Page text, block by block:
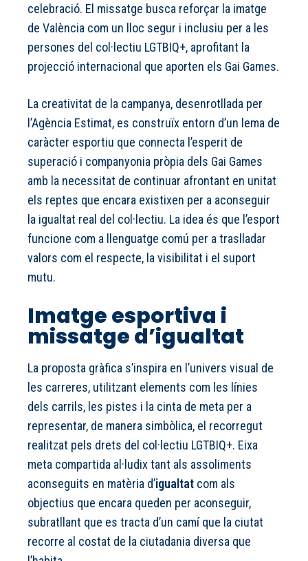
celebració. El missatge busca reforçar la imatge
de València com un lloc segur i inclusiu per a les
persones del col·lectiu LGTBIQ+, aprofitant la
projecció internacional que aporten els Gai Games.
La creativitat de la campanya, desenrotllada per
l’Agència Estimat, es construïx entorn d’un lema de
caràcter esportiu que connecta l’esperit de
superació i companyonia pròpia dels Gai Games
amb la necessitat de continuar afrontant en unitat
els reptes que encara existixen per a aconseguir
la igualtat real del col·lectiu. La idea és que l’esport
funcione com a llenguatge comú per a traslladar
valors com el respecte, la visibilitat i el suport
mutu.
Imatge esportiva i
missatge d’igualtat
La proposta gràfica s’inspira en l’univers visual de
les carreres, utilitzant elements com les línies
dels carrils, les pistes i la cinta de meta per a
representar, de manera simbòlica, el recorregut
realitzat pels drets del col·lectiu LGTBIQ+. Eixa
meta compartida al·ludix tant als assoliments
aconseguits en matèria d’igualtat com als
objectius que encara queden per aconseguir,
subratllant que es tracta d’un camí que la ciutat
recorre al costat de la ciutadania diversa que